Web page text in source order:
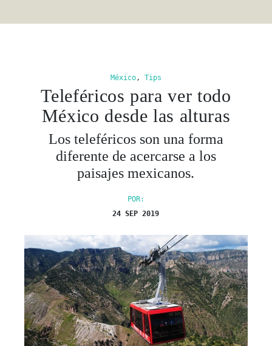
México, Tips
Teleféricos para ver todo
México desde las alturas
Los teleféricos son una forma
diferente de acercarse a los
paisajes mexicanos.
POR:
24 SEP 2019